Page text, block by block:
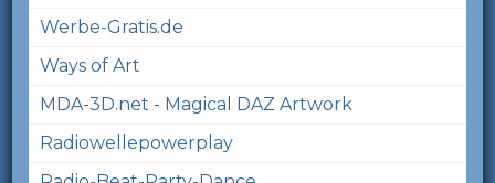
Werbe-Gratis.de
Ways of Art
MDA-3D.net - Magical DAZ Artwork
Radiowellepowerplay